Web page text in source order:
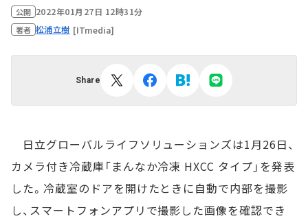
公開 2022年01月27日 12時31分
著者 松浦立樹 [ITmedia]
Share
日立グローバルライフソリューションズは1月26日、
カメラ付き冷蔵庫「まんなか冷凍 HXCC タイプ」を発表
した。冷蔵室のドアを開けたときに自動で内部を撮影
し、スマートフォンアプリで撮影した画像を確認でき